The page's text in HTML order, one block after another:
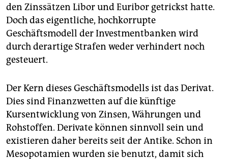
den Zinssätzen Libor und Euribor getrickst hatte.
Doch das eigentliche, hochkorrupte
Geschäftsmodell der Investmentbanken wird
durch derartige Strafen weder verhindert noch
gesteuert.
Der Kern dieses Geschäftsmodells ist das Derivat.
Dies sind Finanzwetten auf die künftige
Kursentwicklung von Zinsen, Währungen und
Rohstoffen. Derivate können sinnvoll sein und
existieren daher bereits seit der Antike. Schon in
Mesopotamien wurden sie benutzt, damit sich